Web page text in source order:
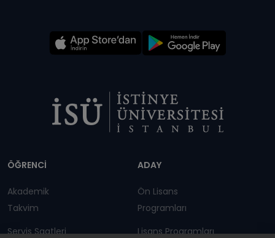
ÖĞRENCİ
Akademik
Takvim
Servis Saatleri
ADAY
Ön Lisans
Programları
Lisans Programları